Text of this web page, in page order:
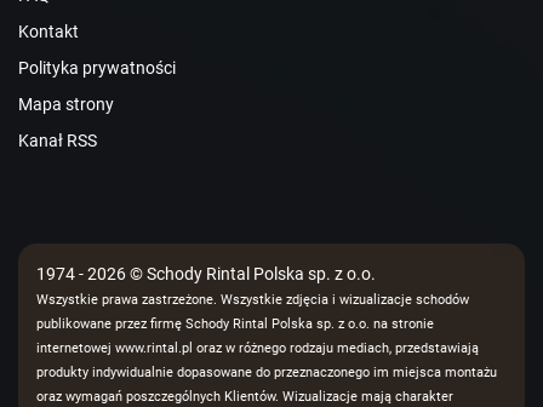
Kontakt
Polityka prywatności
Mapa strony
Kanał RSS
1974 - 2026 © Schody Rintal Polska sp. z o.o.
Wszystkie prawa zastrzeżone. Wszystkie zdjęcia i wizualizacje schodów
publikowane przez firmę Schody Rintal Polska sp. z o.o. na stronie
internetowej www.rintal.pl oraz w różnego rodzaju mediach, przedstawiają
produkty indywidualnie dopasowane do przeznaczonego im miejsca montażu
oraz wymagań poszczególnych Klientów. Wizualizacje mają charakter